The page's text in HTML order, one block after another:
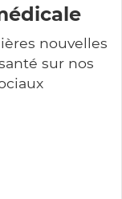
nouvelles
sur nos